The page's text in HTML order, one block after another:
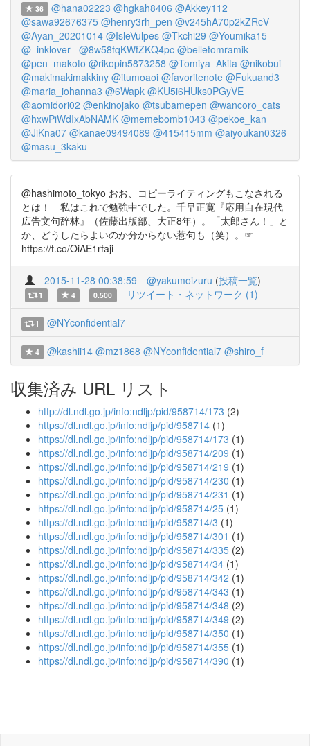
36 @hana02223 @hgkah8406 @Akkey112
@sawa92676375 @henry3rh_pen @v245hA70p2kZRcV
@Ayan_20201014 @IsleVulpes @Tkchi29 @Youmika15
@_inklover_ @8w58fqKWfZKQ4pc @belletomramik
@pen_makoto @rikopin5873258 @Tomiya_Akita @nikobui
@makimakimakkiny @itumoaoi @favoritenote @Fukuand3
@maria_iohanna3 @6Wapk @KU5i6HUks0PGyVE
@aomidori02 @enkinojako @tsubamepen @wancoro_cats
@hxwPiWdIxAbNAMK @memebomb1043 @pekoe_kan
@JiKna07 @kanae09494089 @415415mm @aiyoukan0326
@masu_3kaku
@hashimoto_tokyo おお、コピーライティングもこなされる
とは！ 私はこれで勉強中でした。千早正寛『応用自在現代
広告文句辞林』（佐藤出版部、大正8年）。「太郎さん！」と
か、どうしたらよいのか分からない惹句も（笑）。☞
https://t.co/OiAE1rfaji
2015-11-28 00:38:59 @yakumoizuru (投稿一覧)
1 4 0.500 リツイート・ネットワーク (1)
1 @NYconfidential7
4 @kashii14 @mz1868 @NYconfidential7 @shiro_f
収集済み URL リスト
http://dl.ndl.go.jp/info:ndljp/pid/958714/173 (2)
https://dl.ndl.go.jp/info:ndljp/pid/958714 (1)
https://dl.ndl.go.jp/info:ndljp/pid/958714/173 (1)
https://dl.ndl.go.jp/info:ndljp/pid/958714/209 (1)
https://dl.ndl.go.jp/info:ndljp/pid/958714/219 (1)
https://dl.ndl.go.jp/info:ndljp/pid/958714/230 (1)
https://dl.ndl.go.jp/info:ndljp/pid/958714/231 (1)
https://dl.ndl.go.jp/info:ndljp/pid/958714/25 (1)
https://dl.ndl.go.jp/info:ndljp/pid/958714/3 (1)
https://dl.ndl.go.jp/info:ndljp/pid/958714/301 (1)
https://dl.ndl.go.jp/info:ndljp/pid/958714/335 (2)
https://dl.ndl.go.jp/info:ndljp/pid/958714/34 (1)
https://dl.ndl.go.jp/info:ndljp/pid/958714/342 (1)
https://dl.ndl.go.jp/info:ndljp/pid/958714/343 (1)
https://dl.ndl.go.jp/info:ndljp/pid/958714/348 (2)
https://dl.ndl.go.jp/info:ndljp/pid/958714/349 (2)
https://dl.ndl.go.jp/info:ndljp/pid/958714/350 (1)
https://dl.ndl.go.jp/info:ndljp/pid/958714/355 (1)
https://dl.ndl.go.jp/info:ndljp/pid/958714/390 (1)